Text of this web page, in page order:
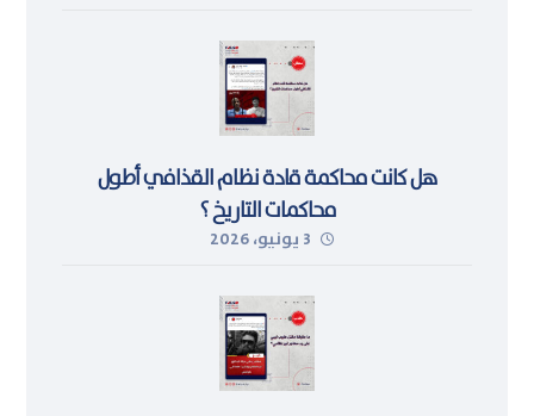
هل كانت محاكمة قادة نظام القذافي أطول
محاكمات التاريخ ؟
3 يونيو، 2026